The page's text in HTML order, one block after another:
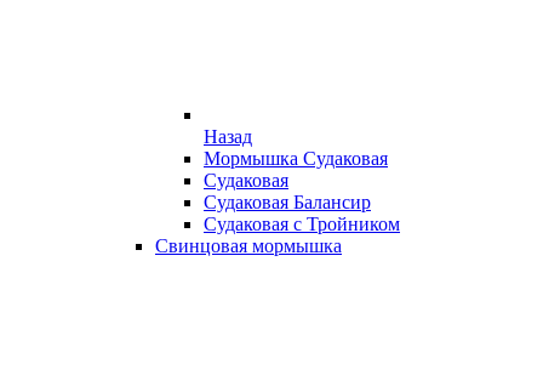
Назад
Мормышка Судаковая
Судаковая
Судаковая Балансир
Судаковая с Тройником
Свинцовая мормышка